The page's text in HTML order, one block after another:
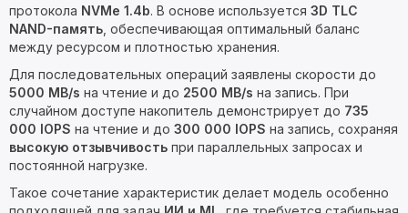
протокола NVMe 1.4b. В основе используется 3D TLC
NAND-память , обеспечивающая оптимальный баланс
между ресурсом и плотностью хранения.
Для последовательных операций заявлены скорости до
5000 MB/s на чтение и до 2500 MB/s на запись. При
случайном доступе накопитель демонстрирует до 735
000 IOPS на чтение и до 300 000 IOPS на запись, сохраняя
высокую отзывчивость при параллельных запросах и
постоянной нагрузке.
Такое сочетание характеристик делает модель особенно